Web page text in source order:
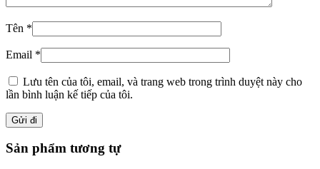
Tên *
Email *
Lưu tên của tôi, email, và trang web trong trình duyệt này cho
lần bình luận kế tiếp của tôi.
Sản phẩm tương tự